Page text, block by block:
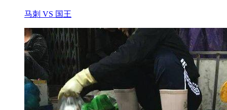
马刺 VS 国王